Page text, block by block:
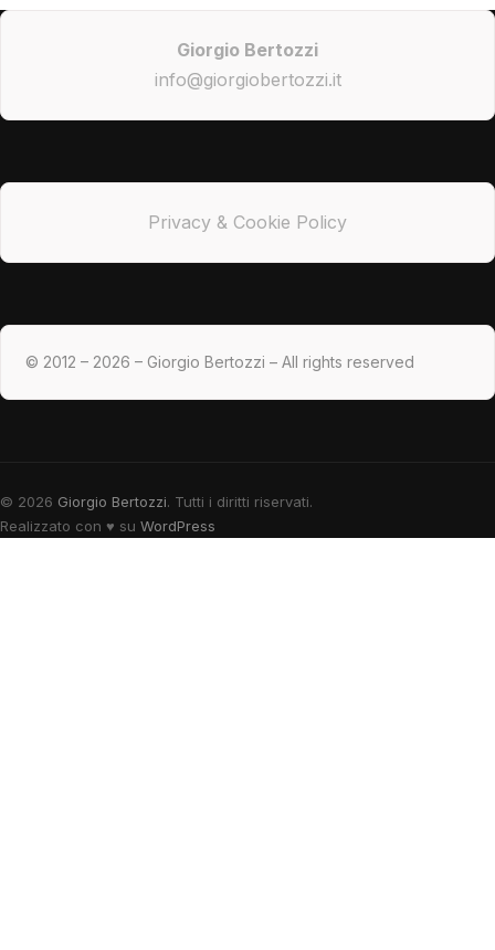
Giorgio Bertozzi
info@giorgiobertozzi.it
Privacy & Cookie Policy
© 2012 – 2026 – Giorgio Bertozzi – All rights reserved
© 2026 Giorgio Bertozzi. Tutti i diritti riservati.
Realizzato con ♥ su WordPress